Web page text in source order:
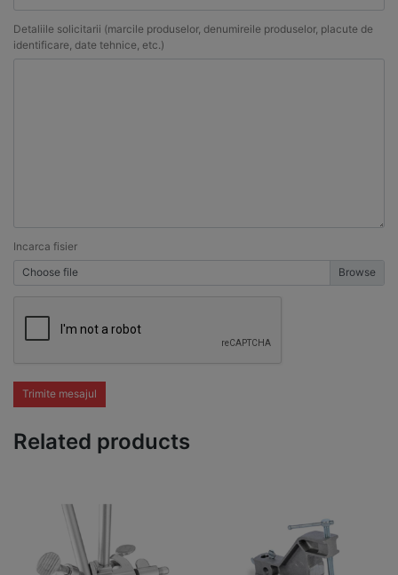
Detaliile solicitarii (marcile produselor, denumireile produselor, placute de
identificare, date tehnice, etc.)
Incarca fisier
Choose file
Trimite mesajul
Related products